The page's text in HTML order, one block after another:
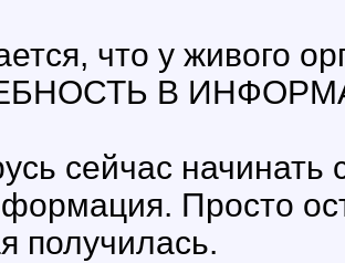
что у живого
В
сейчас начинать
Просто
получилась.